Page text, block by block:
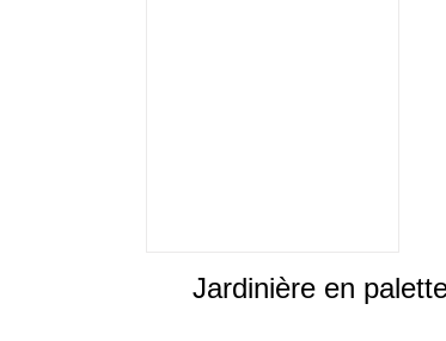
Jardinière en